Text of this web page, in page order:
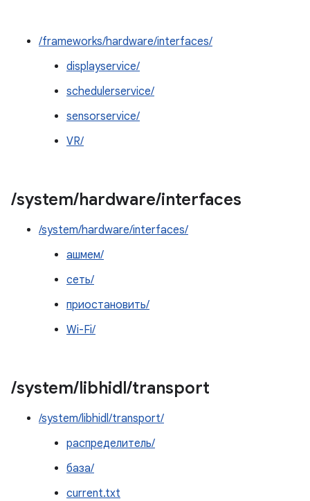
/frameworks/hardware/interfaces/
displayservice/
schedulerservice/
sensorservice/
VR/
/system/hardware/interfaces
/system/hardware/interfaces/
ашмем/
сеть/
приостановить/
Wi-Fi/
/system/libhidl/transport
/system/libhidl/transport/
распределитель/
база/
current.txt